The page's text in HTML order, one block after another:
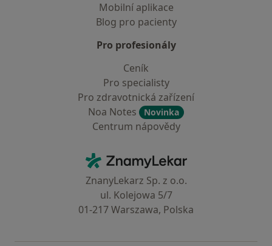
Mobilní aplikace
Blog pro pacienty
Pro profesionály
Ceník
Pro specialisty
Pro zdravotnická zařízení
Noa Notes
Novinka
Centrum nápovědy
ZnamyLekar - Hlavní stránka
ZnanyLekarz Sp. z o.o.
ul. Kolejowa 5/7
01-217 Warszawa, Polska